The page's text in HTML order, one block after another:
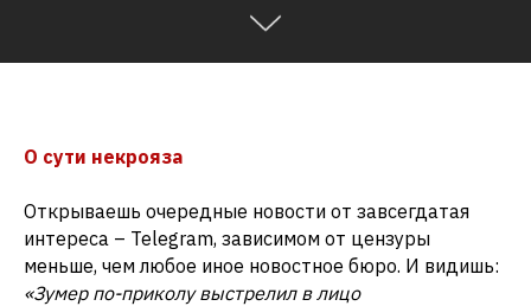
О сути некрояза
Открываешь очередные новости от завсегдатая
интереса – Telegram, зависимом от цензуры
меньше, чем любое иное новостное бюро. И видишь:
«Зумер по-приколу выстрелил в лицо